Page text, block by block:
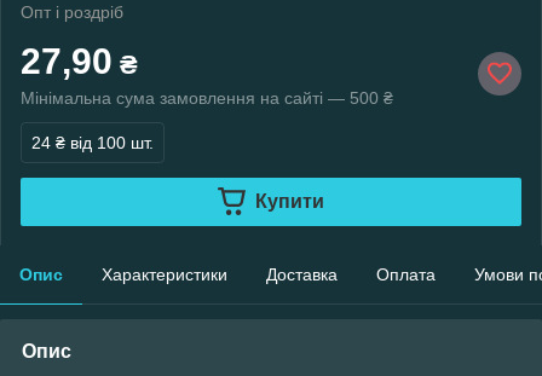
Опт і роздріб
27,90 ₴
Мінімальна сума замовлення на сайті — 500 ₴
24 ₴ від 100 шт.
Купити
Опис Характеристики Доставка Оплата Умови
Опис